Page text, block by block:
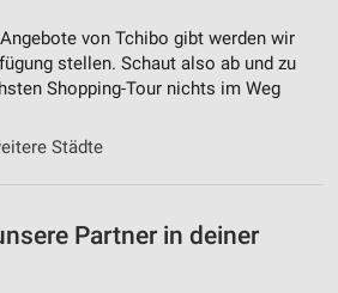
von Tchibo gibt werden wir
stellen. Schaut also ab und zu
Shopping-Tour nichts im Weg
Städte
Partner in deiner